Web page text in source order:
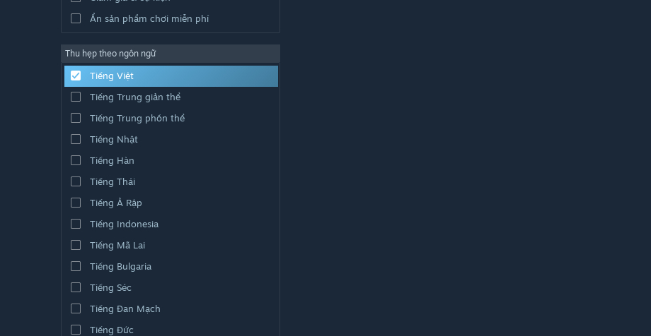
Ẩn sản phẩm chơi miễn phí
Thu hẹp theo ngôn ngữ
Tiếng Việt
Tiếng Trung giản thể
Tiếng Trung phồn thể
Tiếng Nhật
Tiếng Hàn
Tiếng Thái
Tiếng Ả Rập
Tiếng Indonesia
Tiếng Mã Lai
Tiếng Bulgaria
Tiếng Séc
Tiếng Đan Mạch
Tiếng Đức